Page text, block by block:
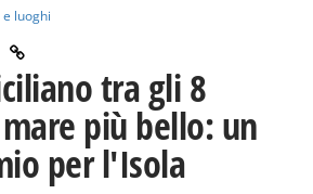
luoghi
tra gli 8
più bello: un
per l'Isola